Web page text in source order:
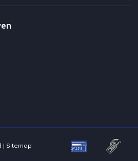
| Sitemap